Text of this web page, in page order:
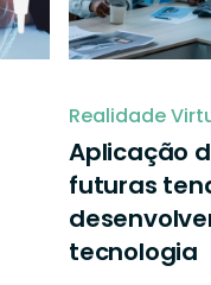
Realidade
Aplicação
futuras
tecnologia